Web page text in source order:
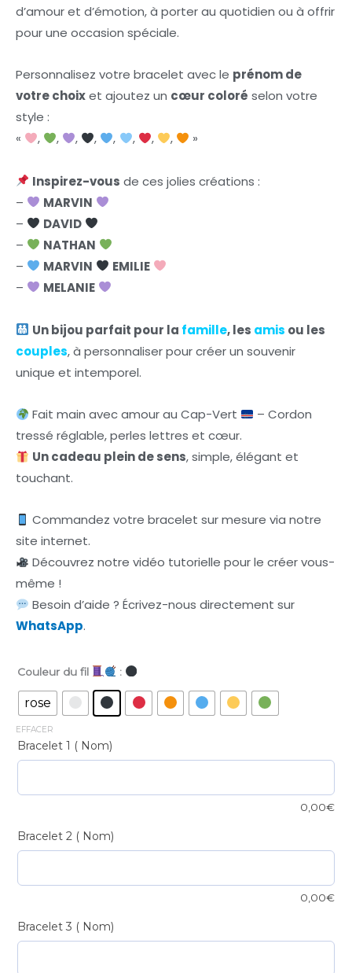
d’amour et d’émotion, à porter au quotidien ou à offrir
pour une occasion spéciale.
Personnalisez votre bracelet avec le prénom de
votre choixet ajoutez un cœur coloré selon votre
style :
«
, , , , , , , , »
Inspirez-vous de ces jolies créations :
–
MARVIN
–
DAVID
–
NATHAN
–
MARVIN
EMILIE
–
MELANIE
Un bijou parfait pour la famille, les amis ou les
couples, à personnaliser pour créer un souvenir
unique et intemporel.
Fait main avec amour au Cap-Vert
– Cordon
tressé réglable, perles lettres et cœur.
Un cadeau plein de sens, simple, élégant et
touchant.
Commandez votre bracelet sur mesure via notre
site internet.
Découvrez notre vidéo tutorielle pour le créer vous-
même !
Besoin d’aide ? Écrivez-nous directement sur
WhatsApp.
Couleur du fil :
rose
EFFACER
Bracelet 1 ( Nom)
0,00€
Bracelet 2 ( Nom)
0,00€
Bracelet 3 ( Nom)
Harmonie
quantité